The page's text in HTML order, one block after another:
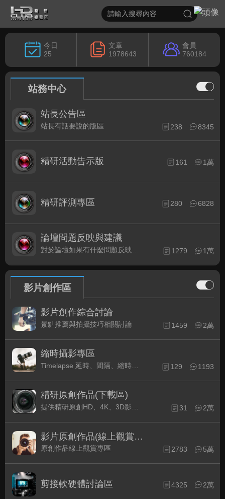
今日
25
文章
1978643
會員
760184
站務中心
站長公告區
站長有話要說的版區 238 8345
精研活動告示版 161 1萬
精研評測專區 280 6828
論壇問題反映與建議
對於論壇如果有什麼問題反映或是建議, 竭誠歡迎在這裡盡情發表 1279 1萬
影片創作區
影片創作綜合討論
景點推薦與拍攝技巧相關討論 1459 2萬
縮時攝影專區
129 1193
精研原創作品(下載區)
提供精研原創HD、4K、3D影片作品下載專區 31 2萬
影片原創作品(線上觀賞區)
原創作品線上觀賞專區 2783 5萬
剪接軟硬體討論區 4325 2萬